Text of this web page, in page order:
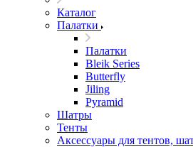
Каталог
Палатки
Палатки
Bleik Series
Butterfly
Jiling
Pyramid
Шатры
Тенты
Аксессуары для тентов,